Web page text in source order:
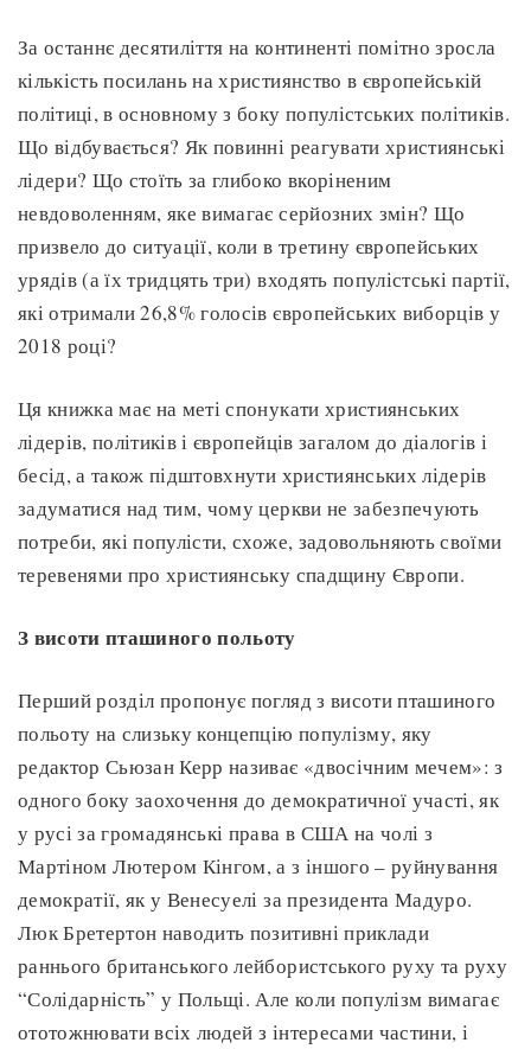
За останнє десятиліття на континенті помітно зросла
кількість посилань на християнство в європейській
політиці, в основному з боку популістських політиків.
Що відбувається? Як повинні реагувати християнські
лідери? Що стоїть за глибоко вкоріненим
невдоволенням, яке вимагає серйозних змін? Що
призвело до ситуації, коли в третину європейських
урядів (а їх тридцять три) входять популістські партії,
які отримали 26,8% голосів європейських виборців у
2018 році?
Ця книжка має на меті спонукати християнських
лідерів, політиків і європейців загалом до діалогів і
бесід, а також підштовхнути християнських лідерів
задуматися над тим, чому церкви не забезпечують
потреби, які популісти, схоже, задовольняють своїми
теревенями про християнську спадщину Європи.
З висоти пташиного польоту
Перший розділ пропонує погляд з висоти пташиного
польоту на слизьку концепцію популізму, яку
редактор Сьюзан Керр називає «двосічним мечем»: з
одного боку заохочення до демократичної участі, як
у русі за громадянські права в США на чолі з
Мартіном Лютером Кінгом, а з іншого – руйнування
демократії, як у Венесуелі за президента Мадуро.
Люк Бретертон наводить позитивні приклади
раннього британського лейбористського руху та руху
“Солідарність” у Польщі. Але коли популізм вимагає
ототожнювати всіх людей з інтересами частини, і